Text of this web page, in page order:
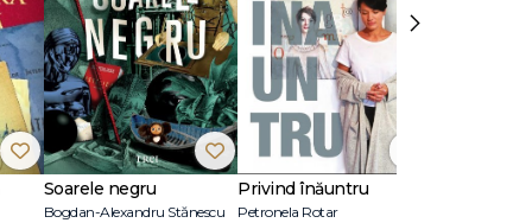
Soarele negru
Bogdan-Alexandru Stănescu
Privind înăuntru
Petronela Rotar
›